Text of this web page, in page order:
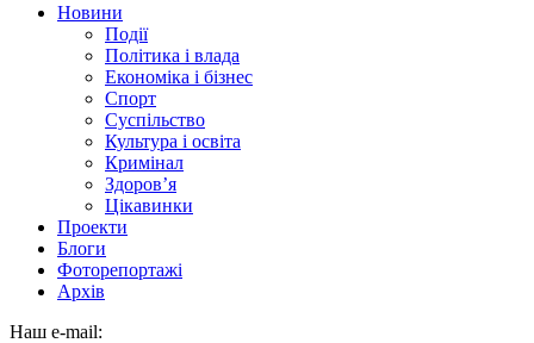
Новини
Події
Політика і влада
Економіка і бізнес
Спорт
Суспільство
Культура і освіта
Кримінал
Здоров’я
Цікавинки
Проекти
Блоги
Фоторепортажі
Архів
Наш e-mail: